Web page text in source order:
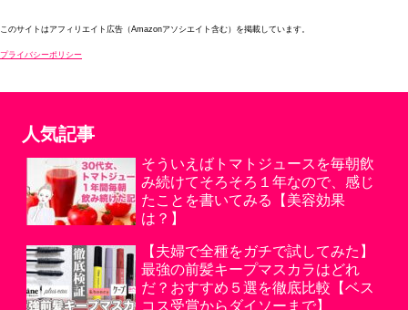
このサイトはアフィリエイト広告（Amazonアソシエイト含む）を掲載しています。
プライバシーポリシー
人気記事
そういえばトマトジュースを毎朝飲
み続けてそろそろ１年なので、感じ
たことを書いてみる【美容効果
は？】
【夫婦で全種をガチで試してみた】
最強の前髪キープマスカラはどれ
だ？おすすめ５選を徹底比較【ベス
コス受賞からダイソーまで】